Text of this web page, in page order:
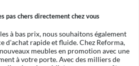
pas chers directement chez vous
à bas prix, nous souhaitons également
d'achat rapide et fluide. Chez Reforma,
meubles en promotion avec une
à votre porte. Avec des milliers de